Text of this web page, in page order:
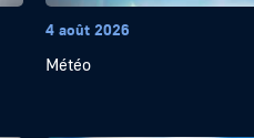
4 août 2026
Météo